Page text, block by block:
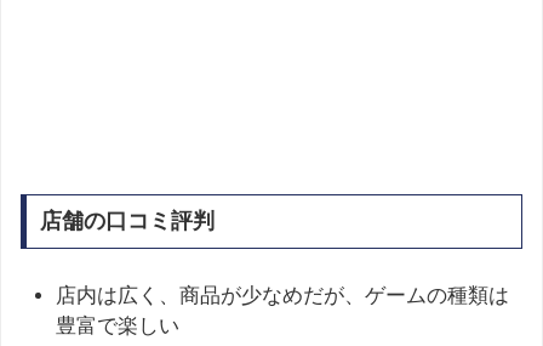
店舗の口コミ評判
店内は広く、商品が少なめだが、ゲームの種類は
豊富で楽しい